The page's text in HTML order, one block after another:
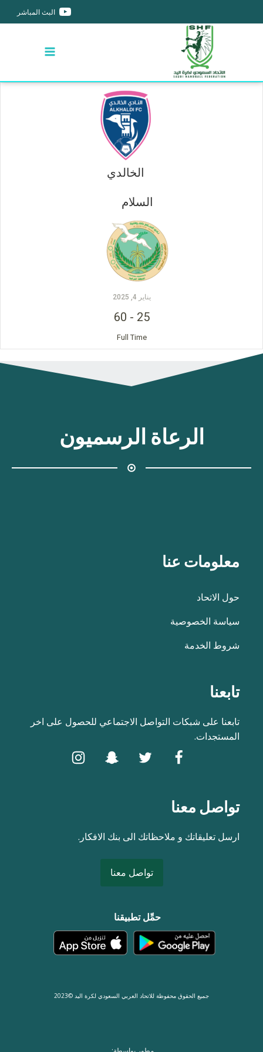
البث المباشر
الخالدي
السلام
يناير 4, 2025
25
-
60
Full Time
الرعاة الرسميون
معلومات عنا
حول الاتحاد
سياسة الخصوصية
شروط الخدمة
تابعنا
تابعنا على شبكات التواصل الاجتماعي للحصول على اخر
المستجدات.
تواصل معنا
ارسل تعليقاتك و ملاحظاتك الى بنك الافكار.
تواصل معنا
حمِّل تطبيقنا
جميع الحقوق محفوظة للاتحاد العربي السعودي لكرة اليد ©2023